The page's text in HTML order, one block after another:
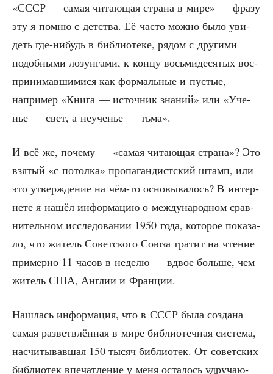
«СССР — самая чита­ю­щая стра­на в мире» — фра­зу
эту я пом­ню с дет­ства. Её часто мож­но было уви­
деть где-нибудь в биб­лио­те­ке, рядом с дру­ги­ми
подоб­ны­ми лозун­га­ми, к кон­цу вось­ми­де­ся­тых вос­
при­ни­мав­ши­ми­ся как фор­маль­ные и пустые,
напри­мер «Кни­га — источ­ник зна­ний» или «Уче­
нье — свет, а неуче­нье — тьма».
И всё же, поче­му — «самая чита­ю­щая стра­на»? Это
взя­тый «с потол­ка» про­па­ган­дист­ский штамп, или
это утвер­жде­ние на чём-то осно­вы­ва­лось? В интер­
не­те я нашёл инфор­ма­цию о меж­ду­на­род­ном срав­
ни­тель­ном иссле­до­ва­нии 1950 года, кото­рое пока­за­
ло, что житель Совет­ско­го Сою­за тра­тит на чте­ние
при­мер­но 11 часов в неде­лю — вдвое боль­ше, чем
житель США, Англии и Франции.
Нашлась инфор­ма­ция, что в СССР была созда­на
самая раз­ветв­лён­ная в мире биб­лио­теч­ная систе­ма,
насчи­ты­вав­шая 150 тысяч биб­лио­тек. От совет­ских
биб­лио­тек впе­чат­ле­ние у меня оста­лось удру­ча­ю­